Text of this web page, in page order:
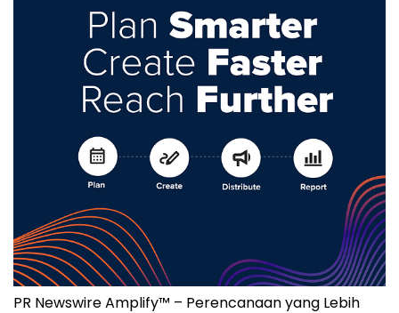
PR Newswire Amplify™ – Perencanaan yang Lebih